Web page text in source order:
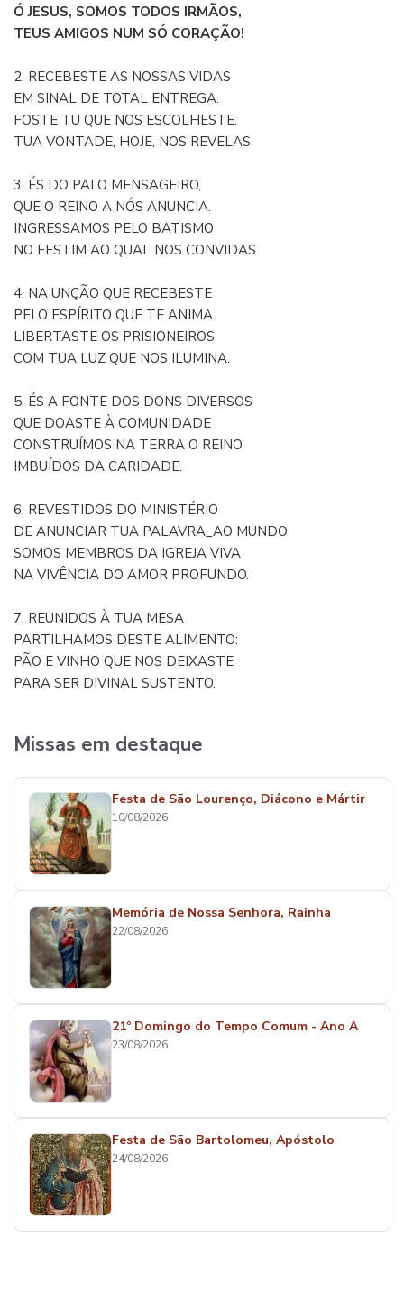
Ó JESUS, SOMOS TODOS IRMÃOS,
TEUS AMIGOS NUM SÓ CORAÇÃO!
2. RECEBESTE AS NOSSAS VIDAS
EM SINAL DE TOTAL ENTREGA.
FOSTE TU QUE NOS ESCOLHESTE.
TUA VONTADE, HOJE, NOS REVELAS.
3. ÉS DO PAI O MENSAGEIRO,
QUE O REINO A NÓS ANUNCIA.
INGRESSAMOS PELO BATISMO
NO FESTIM AO QUAL NOS CONVIDAS.
4. NA UNÇÃO QUE RECEBESTE
PELO ESPÍRITO QUE TE ANIMA
LIBERTASTE OS PRISIONEIROS
COM TUA LUZ QUE NOS ILUMINA.
5. ÉS A FONTE DOS DONS DIVERSOS
QUE DOASTE À COMUNIDADE
CONSTRUÍMOS NA TERRA O REINO
IMBUÍDOS DA CARIDADE.
6. REVESTIDOS DO MINISTÉRIO
DE ANUNCIAR TUA PALAVRA_AO MUNDO
SOMOS MEMBROS DA IGREJA VIVA
NA VIVÊNCIA DO AMOR PROFUNDO.
7. REUNIDOS À TUA MESA
PARTILHAMOS DESTE ALIMENTO:
PÃO E VINHO QUE NOS DEIXASTE
PARA SER DIVINAL SUSTENTO.
Missas em destaque
Festa de São Lourenço, Diácono e Mártir
10/08/2026
Memória de Nossa Senhora, Rainha
22/08/2026
21º Domingo do Tempo Comum - Ano A
23/08/2026
Festa de São Bartolomeu, Apóstolo
24/08/2026